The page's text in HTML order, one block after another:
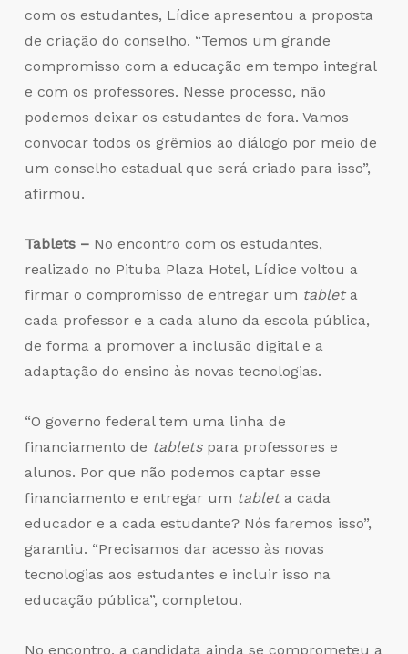
com os estudantes, Lídice apresentou a proposta
de criação do conselho. “Temos um grande
compromisso com a educação em tempo integral
e com os professores. Nesse processo, não
podemos deixar os estudantes de fora. Vamos
convocar todos os grêmios ao diálogo por meio de
um conselho estadual que será criado para isso”,
afirmou.
Tablets – No encontro com os estudantes,
realizado no Pituba Plaza Hotel, Lídice voltou a
firmar o compromisso de entregar um tableta
cada professor e a cada aluno da escola pública,
de forma a promover a inclusão digital e a
adaptação do ensino às novas tecnologias.
“O governo federal tem uma linha de
financiamento de tabletspara professores e
alunos. Por que não podemos captar esse
financiamento e entregar um tableta cada
educador e a cada estudante? Nós faremos isso”,
garantiu. “Precisamos dar acesso às novas
tecnologias aos estudantes e incluir isso na
educação pública”, completou.
No encontro, a candidata ainda se comprometeu a